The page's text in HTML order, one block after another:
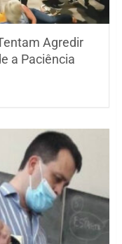
Agredir
a Paciência